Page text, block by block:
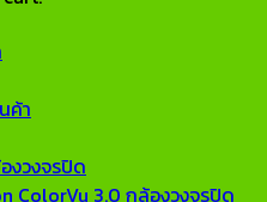
ค้า
งวงจรปิด
ColorVu 3.0 กล้องวงจรปิด